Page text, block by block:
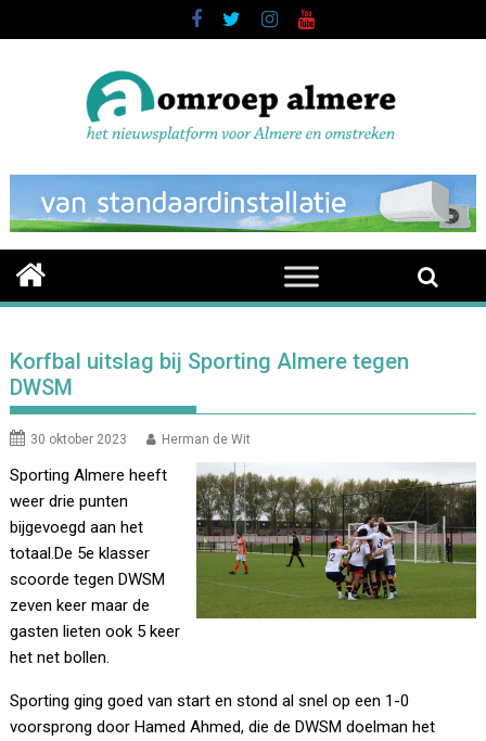
to
Korfbal uitslag bij Sporting Almere tegen
DWSM
30 oktober 2023 Herman de Wit
Sporting Almere heeft
weer drie punten
bijgevoegd aan het
totaal.De 5e klasser
scoorde tegen DWSM
zeven keer maar de
gasten lieten ook 5 keer
het net bollen.
Sporting ging goed van start en stond al snel op een 1-0
voorsprong door Hamed Ahmed, die de DWSM doelman het